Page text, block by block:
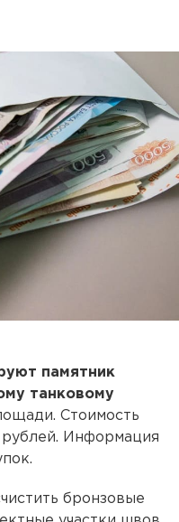
памятник
танковому
Стоимость
рублей. Информация
бронзовые